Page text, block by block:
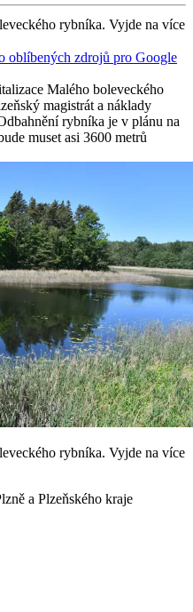
rybníka. Vyjde na více
oblíbených zdrojů pro Google
Malého boleveckého
magistrát a náklady
rybníka je v plánu na
muset asi 3600 metrů
rybníka. Vyjde na více
a Plzeňského kraje